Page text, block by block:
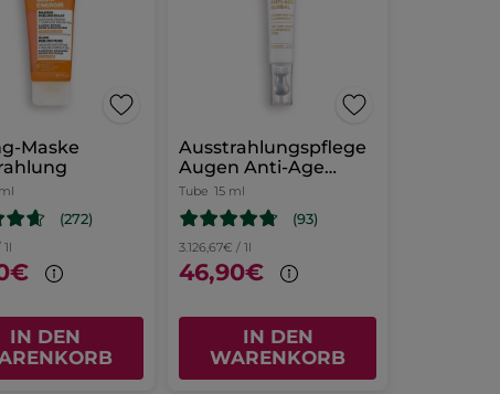
Maske
(272)
IN DEN
Ausstrahlungspflege
Augen Anti-Age
Global
Tube 15 ml
(93)
3.126,67€ / 1l
46,90€
IN DEN
WARENKORB